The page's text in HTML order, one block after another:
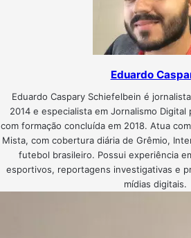
Eduardo
Eduardo Caspary Schiefelbein é
2014 e especialista em Jornalismo Digital
com formação concluída em 2018. Atua
Mista, com cobertura diária de Grêmio,
futebol brasileiro. Possui experiência
esportivos, reportagens investigativas e
mídias digitais.